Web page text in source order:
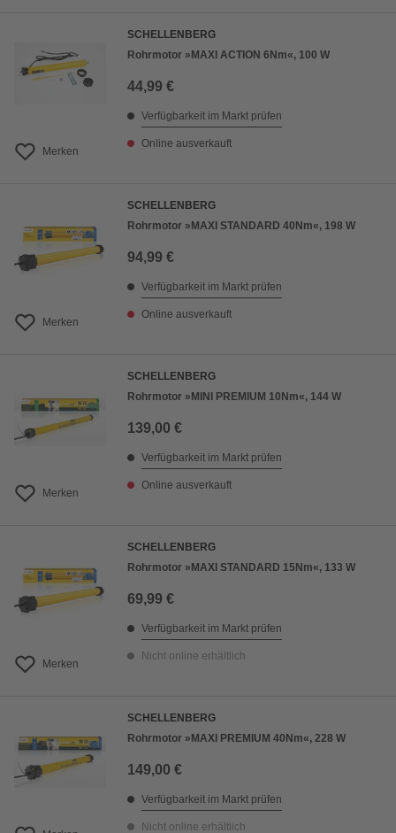
Merken
SCHELLENBERG
Rohrmotor »MAXI ACTION 6Nm«, 100 W
44,99 €
Verfügbarkeit im Markt prüfen
Online ausverkauft
Merken
SCHELLENBERG
Rohrmotor »MAXI STANDARD 40Nm«, 198 W
94,99 €
Verfügbarkeit im Markt prüfen
Online ausverkauft
Merken
SCHELLENBERG
Rohrmotor »MINI PREMIUM 10Nm«, 144 W
139,00 €
Verfügbarkeit im Markt prüfen
Online ausverkauft
Merken
SCHELLENBERG
Rohrmotor »MAXI STANDARD 15Nm«, 133 W
69,99 €
Verfügbarkeit im Markt prüfen
Nicht online erhältlich
SCHELLENBERG
Rohrmotor »MAXI PREMIUM 40Nm«, 228 W
149,00 €
Verfügbarkeit im Markt prüfen
Nicht online erhältlich